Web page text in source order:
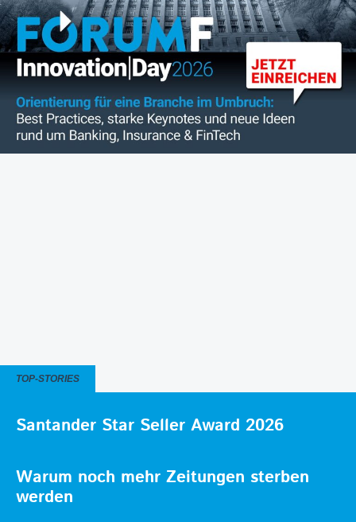
TOP-STORIES
Santander Star Seller Award 2026
Warum noch mehr Zeitungen sterben
werden